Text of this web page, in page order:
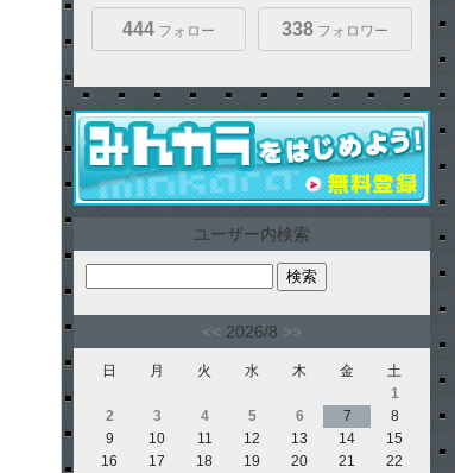
444 フォロー 338 フォロワー
ユーザー内検索
<< 2026/8 >>
日 月 火 水 木 金
土
1
2
3 4 5 6 7
8
9
10 11 12 13 14
15
16
17 18 19 20 21
22